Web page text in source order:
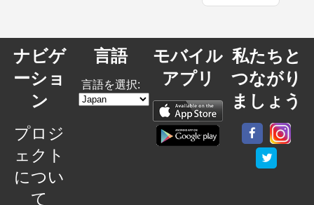
ナビゲ
ーショ
ン
プロジ
ェクト
につい
て
言語
言語を選択:
モバイル
アプリ
私たちと
つながり
ましょう